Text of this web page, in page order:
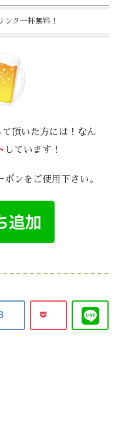
ンク一杯無料！
頂いた方には！なん
しています！
ンをご使用下さい。